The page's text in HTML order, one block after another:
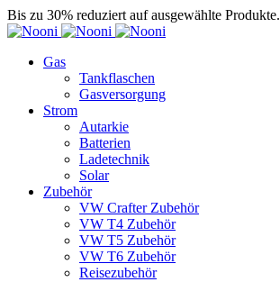
Bis zu 30% reduziert auf ausgewählte Produkte.
Gas
Tankflaschen
Gasversorgung
Strom
Autarkie
Batterien
Ladetechnik
Solar
Zubehör
VW Crafter Zubehör
VW T4 Zubehör
VW T5 Zubehör
VW T6 Zubehör
Reisezubehör